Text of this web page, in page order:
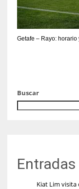
Getafe – Rayo:
Buscar
Kiat Lim visita